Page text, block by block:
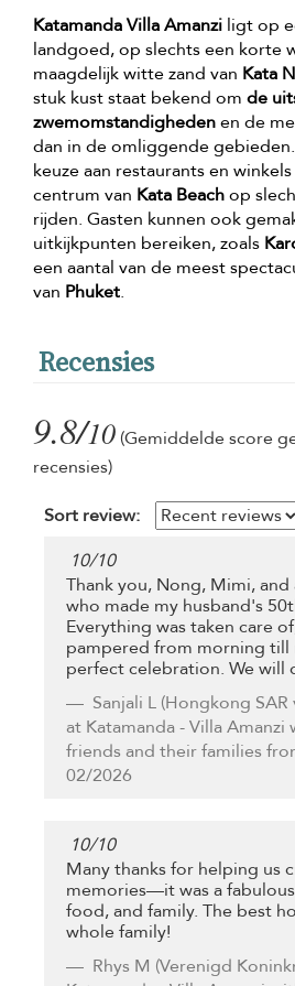
Katamanda Villa Amanzi ligt op
landgoed, op slechts een korte
maagdelijk witte zand van Kata
stuk kust staat bekend om de
zwemomstandighedenen de
dan in de omliggende
keuze aan restaurants en
centrum van Kata Beachop
rijden. Gasten kunnen ook
uitkijkpunten bereiken, zoals
een aantal van de meest
van Phuket.
Recensies
9.8/10 (Gemiddelde score
recensies)
Sort review:
10/10
Thank you, Nong, Mimi,
who made my husband's
Everything was taken care
pampered from morning
perfect celebration. We will
Sanjali L (Hongkong SAR
at Katamanda - Villa
friends and their families
02/2026
10/10
Many thanks for helping us
memories—it was a
food, and family. The best
whole family!
Rhys M (Verenigd